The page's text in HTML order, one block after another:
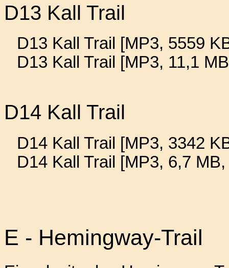
D13 Kall Trail
D13 Kall Trail [MP3, 5559
D13 Kall Trail [MP3, 11,1
D14 Kall Trail
D14 Kall Trail [MP3, 3342
D14 Kall Trail [MP3, 6,7
E - Hemingway-Trail